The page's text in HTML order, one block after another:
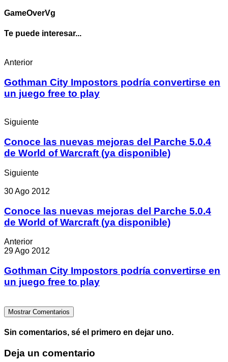
GameOverVg
Te puede interesar...
Anterior
Gothman City Impostors podría convertirse en
un juego free to play
Siguiente
Conoce las nuevas mejoras del Parche 5.0.4
de World of Warcraft (ya disponible)
Siguiente
30 Ago 2012
Conoce las nuevas mejoras del Parche 5.0.4
de World of Warcraft (ya disponible)
Anterior
29 Ago 2012
Gothman City Impostors podría convertirse en
un juego free to play
Mostrar Comentarios
Sin comentarios, sé el primero en dejar uno.
Deja un comentario